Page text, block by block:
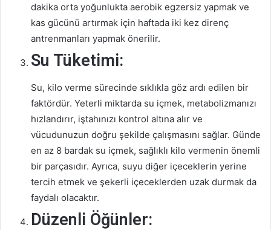
dakika orta yoğunlukta aerobik egzersiz yapmak ve
kas gücünü artırmak için haftada iki kez direnç
antrenmanları yapmak önerilir.
Su Tüketimi:
Su, kilo verme sürecinde sıklıkla göz ardı edilen bir
faktördür. Yeterli miktarda su içmek, metabolizmanızı
hızlandırır, iştahınızı kontrol altına alır ve
vücudunuzun doğru şekilde çalışmasını sağlar. Günde
en az 8 bardak su içmek, sağlıklı kilo vermenin önemli
bir parçasıdır. Ayrıca, suyu diğer içeceklerin yerine
tercih etmek ve şekerli içeceklerden uzak durmak da
faydalı olacaktır.
Düzenli Öğünler: